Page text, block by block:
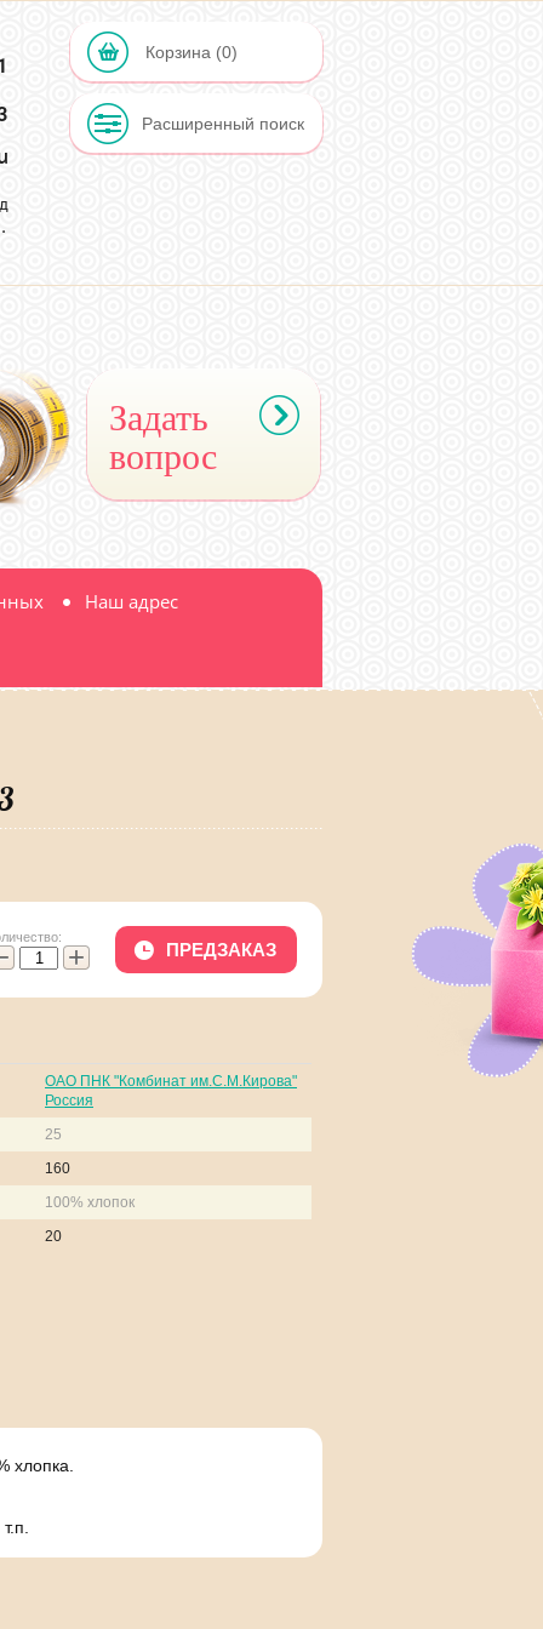
Корзина (0)
Расширенный поиск
Задать
вопрос
Наш адрес
+ ПРЕДЗАКАЗ
ОАО ПНК "Комбинат им.С.М.Кирова"
Россия
25
160
100% хлопок
20
хлопка.